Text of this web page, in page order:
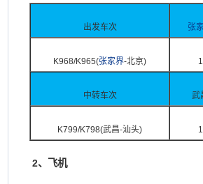
出发车次 张
K968/K965(张家界-北京)
中转车次 武
K799/K798(武昌-汕头)
2、飞机